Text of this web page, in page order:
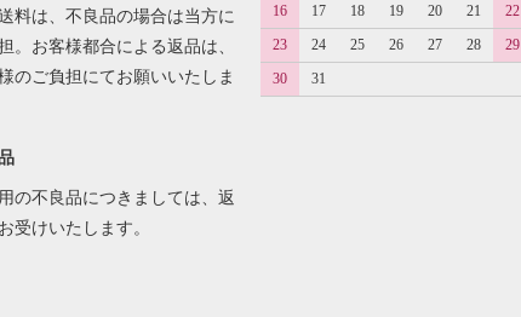
料は、不良品の場合は当方に
。お客様都合による返品は、
のご負担にてお願いいたしま
の不良品につきましては、返
受けいたします。
16
17 18 19 20 21
22
23
24 25 26 27 28
29
30
31